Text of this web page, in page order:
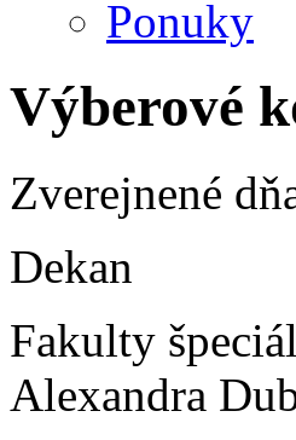
Ponuky
Výberové
Zverejnené
Dekan
Fakulty
Alexandra